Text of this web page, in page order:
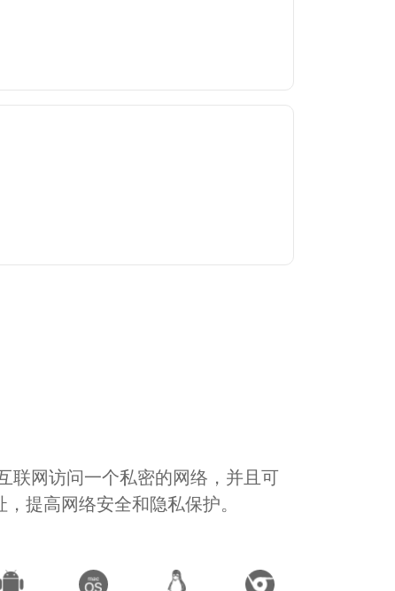
联网访问一个私密的网络，并且可
提高网络安全和隐私保护。